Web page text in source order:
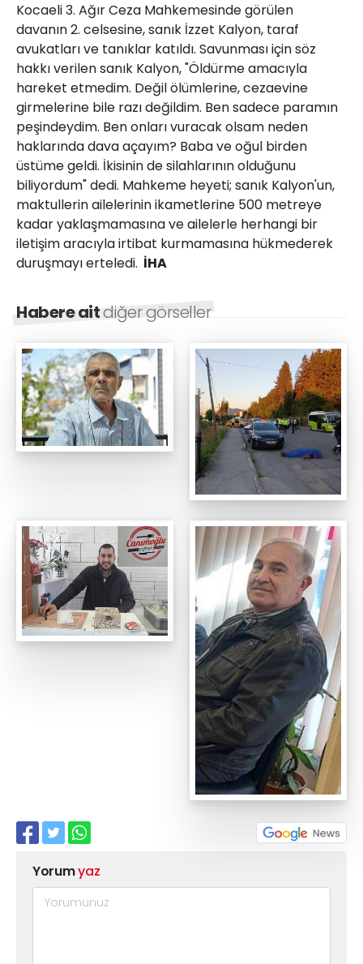
Kocaeli 3. Ağır Ceza Mahkemesinde görülen
davanın 2. celsesine, sanık İzzet Kalyon, taraf
avukatları ve tanıklar katıldı. Savunması için söz
hakkı verilen sanık Kalyon, "Öldürme amacıyla
hareket etmedim. Değil ölümlerine, cezaevine
girmelerine bile razı değildim. Ben sadece paramın
peşindeydim. Ben onları vuracak olsam neden
haklarında dava açayım? Baba ve oğul birden
üstüme geldi. İkisinin de silahlarının olduğunu
biliyordum" dedi. Mahkeme heyeti; sanık Kalyon'un,
maktullerin ailelerinin ikametlerine 500 metreye
kadar yaklaşmamasına ve ailelerle herhangi bir
iletişim aracıyla irtibat kurmamasına hükmederek
duruşmayı erteledi. İHA
Habere aitdiğer görseller
Yorumyaz